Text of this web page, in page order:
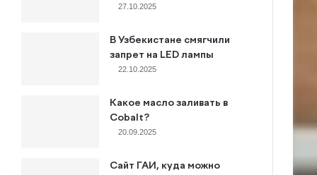
27.10.2025
В Узбекистане смягчили
запрет на LED лампы
22.10.2025
Какое масло заливать в
Cobalt?
20.09.2025
Сайт ГАИ, куда можно